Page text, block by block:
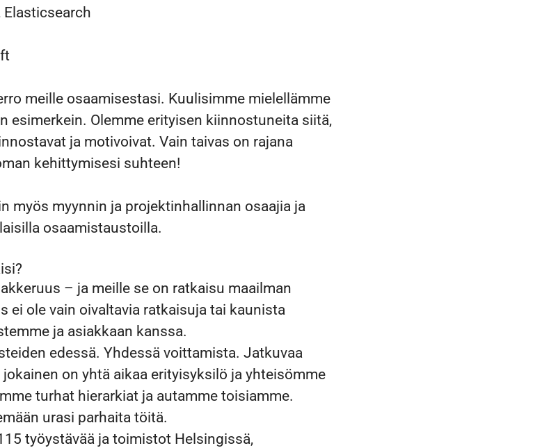
Elasticsearch
meille osaamisestasi. Kuulisimme mielellämme
esimerkein. Olemme erityisen kiinnostuneita siitä,
ja motivoivat. Vain taivas on rajana
kehittymisesi suhteen!
myös myynnin ja projektinhallinnan osaajia ja
osaamistaustoilla.
– ja meille se on ratkaisu maailman
ei ole vain oivaltavia ratkaisuja tai kaunista
ja asiakkaan kanssa.
edessä. Yhdessä voittamista. Jatkuvaa
on yhtä aikaa erityisyksilö ja yhteisömme
turhat hierarkiat ja autamme toisiamme.
urasi parhaita töitä.
työystävää ja toimistot Helsingissä,